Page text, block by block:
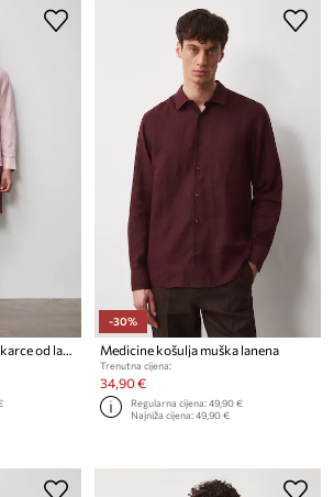
Medicine košulja za muškarce od lana
-30%
Medicine košulja muška lanena
Trenutna cijena:
34,90 €
Regularna cijena:49,90 €
Najniža cijena:49,90 €